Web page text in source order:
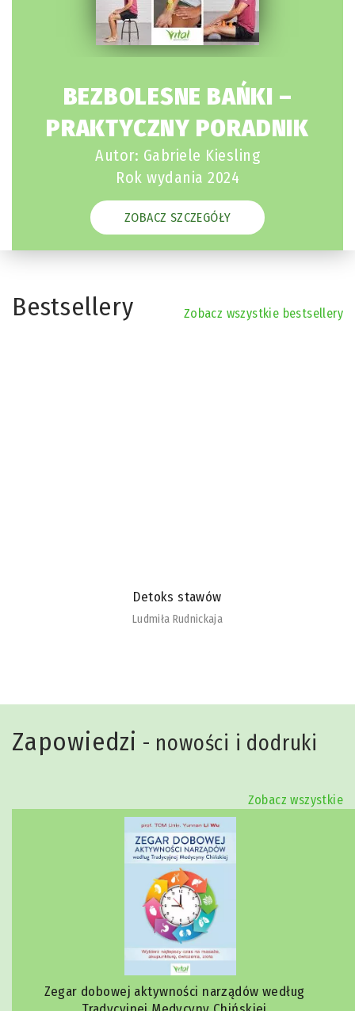
BEZBOLESNE BAŃKI –
PRAKTYCZNY PORADNIK
Autor: Gabriele Kiesling
Rok wydania 2024
ZOBACZ SZCZEGÓŁY
Bestsellery Zobacz wszystkie bestsellery
Detoks stawów
Ludmiła Rudnickaja
Zapowiedzi - nowości i dodruki
Zobacz wszystkie
Zegar dobowej aktywności narządów według